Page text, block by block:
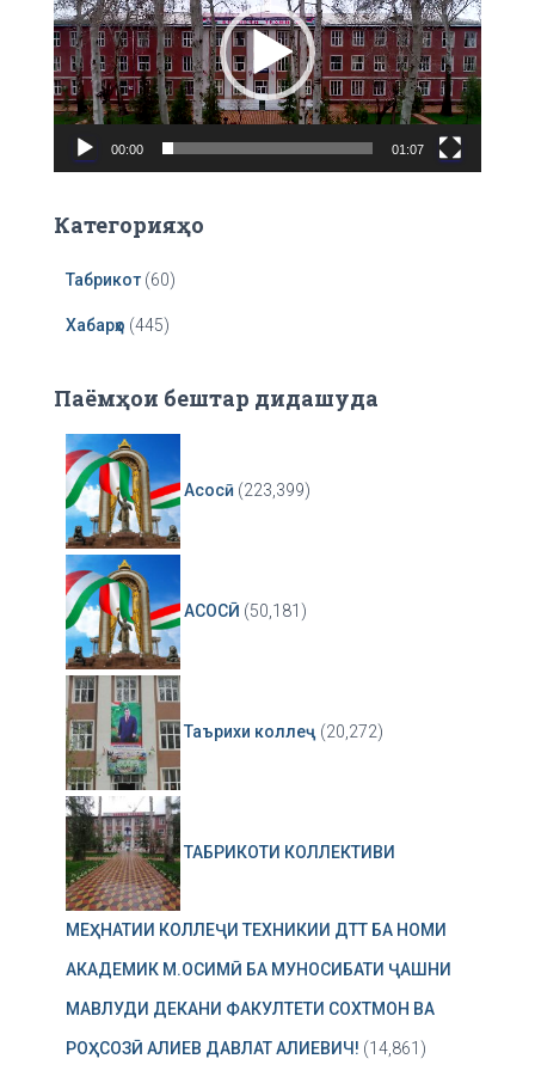
:
e
o
P
l
a
00:00 01:07
Категорияҳо
Табрикот (60)
Хабарҳо (445)
Паёмҳои бештар дидашуда
Асосӣ (223,399)
АСОСӢ (50,181)
Таърихи коллеҷ (20,272)
ТАБРИКОТИ КОЛЛЕКТИВИ
МЕҲНАТИИ КОЛЛЕҶИ ТЕХНИКИИ ДТТ БА НОМИ
АКАДЕМИК М.ОСИМӢ БА МУНОСИБАТИ ҶАШНИ
МАВЛУДИ ДЕКАНИ ФАКУЛТЕТИ СОХТМОН ВА
РОҲСОЗӢ АЛИЕВ ДАВЛАТ АЛИЕВИЧ! (14,861)